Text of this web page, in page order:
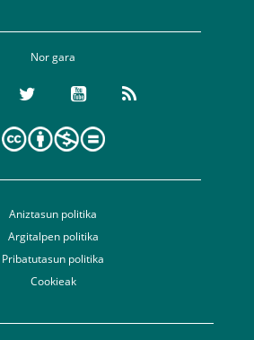
Nor gara
Aniztasun politika
Argitalpen politika
Pribatutasun politika
Cookieak